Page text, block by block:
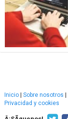
Inicio | Sobre nosotros |
Privacidad y cookies